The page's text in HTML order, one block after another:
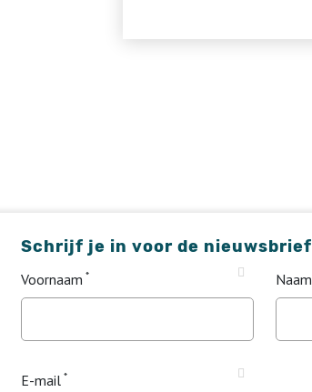
Schrijf je in voor de nieuwsbrief
Voornaam Naam
E-mail